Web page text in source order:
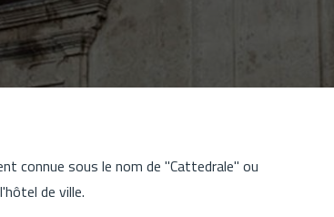
connue sous le nom de "Cattedrale" ou
de ville.